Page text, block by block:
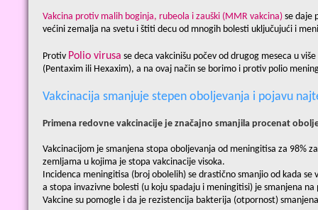
Vakcina protiv malih boginja, rubeola i zauški (MMR vakcina) se daje
većini zemalja na svetu i štiti decu od mnogih bolesti uključujući i
Protiv Polio virusa se deca vakcinišu počev od drugog meseca u
(Pentaxim ili Hexaxim), a na ovaj način se borimo i protiv polio
Vakcinacija smanjuje stepen oboljevanja i pojavu
Primena redovne vakcinacije je značajno smanjila procenat
Vakcinacijom je smanjena stopa oboljevanja od meningitisa za 98%
zemljama u kojima je stopa vakcinacije visoka.
Incidenca meningitisa (broj obolelih) se drastično smanjio od kada
a stopa invazivne bolesti (u koju spadaju i meningitisi) je smanjena na
Vakcine su pomogle i da je rezistencija bakterija (otpornost)